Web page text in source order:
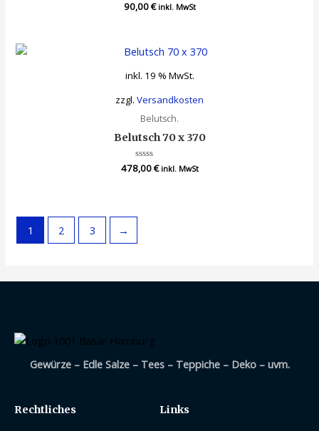
Bewertet
mit
90,00€ inkl. MwSt
inkl. 19 % MwSt.
zzgl. Versandkosten
Belutsch.
Belutsch 70 x 370
Bewertet
mit
478,00€ inkl. MwSt
1 2 3 →
Gewürze – Edle Salze – Tees – Teppiche – Deko – uvm.
Rechtliches Links